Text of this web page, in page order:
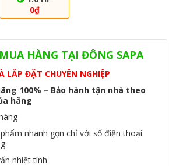
0₫
mục:Máy lạnh treo tường,Máy lạnh
HÀNG TẠI ĐÔNG SAPA
LẮP ĐẶT CHUYÊN NGHIỆP
100% – Bảo hành tận nhà theo
hãng
nhanh gọn chỉ với số điện thoại
nhiệt tình